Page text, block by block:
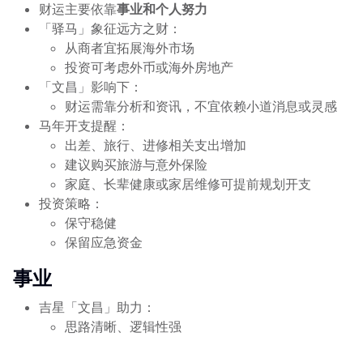
财运主要依靠事业和个人努力
「驿马」象征远方之财：
从商者宜拓展海外市场
投资可考虑外币或海外房地产
「文昌」影响下：
财运需靠分析和资讯，不宜依赖小道消息或灵感
马年开支提醒：
出差、旅行、进修相关支出增加
建议购买旅游与意外保险
家庭、长辈健康或家居维修可提前规划开支
投资策略：
保守稳健
保留应急资金
事业
吉星「文昌」助力：
思路清晰、逻辑性强